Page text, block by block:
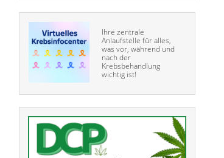
Ihre zentrale
Anlaufstelle für alles,
was vor, während und
nach der
Krebsbehandlung
wichtig ist!